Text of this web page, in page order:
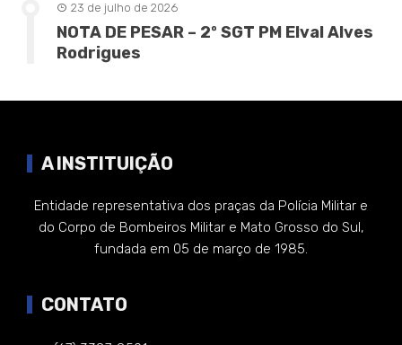
23 de julho de 2026
NOTA DE PESAR – 2º SGT PM Elval Alves
Rodrigues
A INSTITUIÇÃO
Entidade representativa dos praças da Polícia Militar e
do Corpo de Bombeiros Militar e Mato Grosso do Sul,
fundada em 05 de março de 1985.
CONTATO